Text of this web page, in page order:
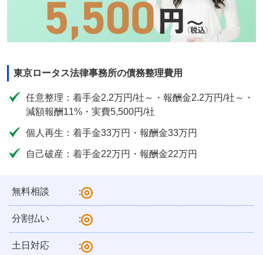
東京ロータス法律事務所の債務整理費用
任意整理：着手金2.2万円/社～・報酬金2.2万円/社～・
減額報酬11%・実費5,500円/社
個人再生：着手金33万円・報酬金33万円
自己破産：着手金22万円・報酬金22万円
無料相談 :
分割払い :
土日対応 :